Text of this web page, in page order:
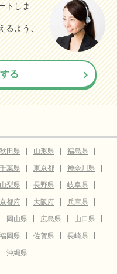
トしま
るよう、
る
秋田県 山形県
福島県
千葉県 東京都
神奈川県
山梨県 長野県
岐阜県
京都府 大阪府
兵庫県
岡山県 広島県
山口県
福岡県 佐賀県
長崎県
沖縄県